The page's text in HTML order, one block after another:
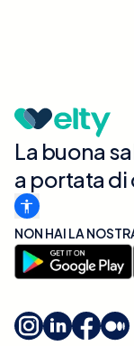
La buona
a portata di
NON HAI LA